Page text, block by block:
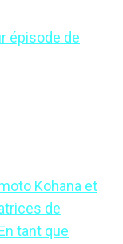
épisode de
Kohana et
de
tant que